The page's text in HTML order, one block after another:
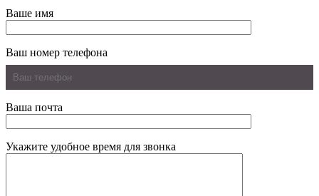
Ваше имя
Ваш номер телефона
Ваша почта
Укажите удобное время для звонка